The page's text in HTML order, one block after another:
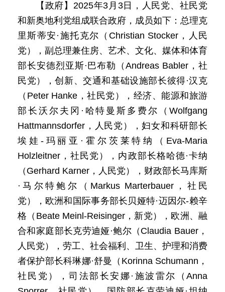
【政府】2025年3月3日，人民党、社民党
和新奥地利党组成联合政府，成员如下：总理克
里斯蒂安·施托克尔（Christian Stocker，人民
党），副总理兼住房、艺术、文化、媒体和体育
部长安德烈亚斯·巴布勒（Andreas Babler，社
民党），创新、交通和基础设施部长彼得·汉克
（Peter Hanke，社民党），经济、能源和旅游
部长沃尔夫冈·哈特曼斯多费尔（Wolfgang
Hattmannsdorfer，人民党），妇女和科研部长
埃娃-玛丽亚·霍尔茨莱特纳（Eva-Maria
Holzleitner，社民党），内政部长格哈德·卡纳
（Gerhard Karner，人民党），财政部长马库斯
·马尔特鲍尔（Markus Marterbauer，社民
党），欧洲和国际事务部长贝娅特·迈因尔-赖辛
格（Beate Meinl-Reisinger，新党），欧洲、融
合和家庭部长克劳迪娅·鲍尔（Claudia Bauer，
人民党），劳工、社会福利、卫生、护理和消费
者保护部长科琳娜·舒曼（Korinna Schumann，
社民党），司法部长安娜·施波雷尔（Anna